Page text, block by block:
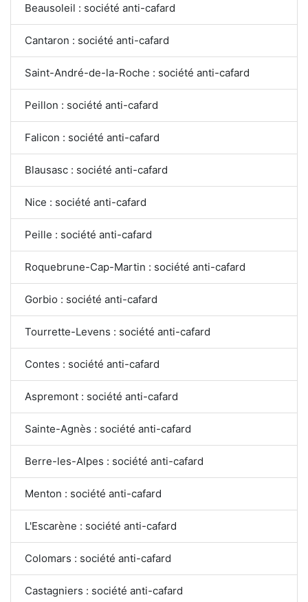
Beausoleil : société anti-cafard
Cantaron : société anti-cafard
Saint-André-de-la-Roche : société anti-cafard
Peillon : société anti-cafard
Falicon : société anti-cafard
Blausasc : société anti-cafard
Nice : société anti-cafard
Peille : société anti-cafard
Roquebrune-Cap-Martin : société anti-cafard
Gorbio : société anti-cafard
Tourrette-Levens : société anti-cafard
Contes : société anti-cafard
Aspremont : société anti-cafard
Sainte-Agnès : société anti-cafard
Berre-les-Alpes : société anti-cafard
Menton : société anti-cafard
L'Escarène : société anti-cafard
Colomars : société anti-cafard
Castagniers : société anti-cafard